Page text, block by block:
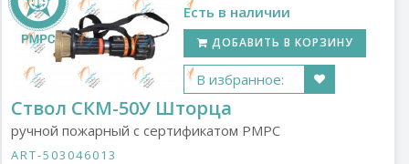
Есть в наличии
ДОБАВИТЬ В КОРЗИНУ
В избранное:
Ствол СКМ-50У Шторца
ручной пожарный с сертификатом РМРС
ART-503046013